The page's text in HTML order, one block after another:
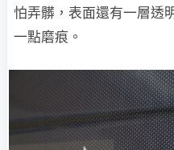
怕弄髒，表面還有一層透
一點磨痕。